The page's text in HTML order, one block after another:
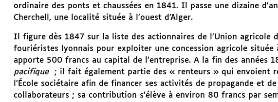
ordinaire des ponts et chaussées en 1841. Il passe une dizaine
Cherchell, une localité située à l’ouest d’Alger.
Il figure dès 1847 sur la liste des actionnaires de l’Union agricole
fouriéristes lyonnais pour exploiter une concession agricole située
apporte 500 francs au capital de l’entreprise. A la fin des années
pacifique
; il fait également partie des « renteurs » qui envoient
l’École sociétaire afin de financer ses activités de propagande et
collaborateurs ; sa contribution s’élève à environ 80 francs par